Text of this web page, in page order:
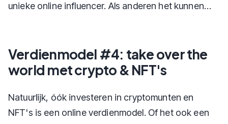
unieke online influencer. Als anderen het kunnen…
Verdienmodel #4: take over the
world met crypto & NFT's
Natuurlijk, óók investeren in cryptomunten en
NFT's is een online verdienmodel. Of het ook een